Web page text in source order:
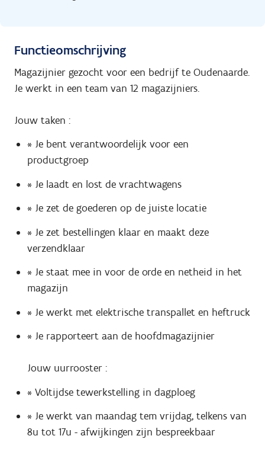
Functieomschrijving
Magazijnier gezocht voor een bedrijf te Oudenaarde.
Je werkt in een team van 12 magazijniers.
Jouw taken :
* Je bent verantwoordelijk voor een
productgroep
* Je laadt en lost de vrachtwagens
* Je zet de goederen op de juiste locatie
* Je zet bestellingen klaar en maakt deze
verzendklaar
* Je staat mee in voor de orde en netheid in het
magazijn
* Je werkt met elektrische transpallet en heftruck
* Je rapporteert aan de hoofdmagazijnier
Jouw uurrooster :
* Voltijdse tewerkstelling in dagploeg
* Je werkt van maandag tem vrijdag, telkens van
8u tot 17u - afwijkingen zijn bespreekbaar